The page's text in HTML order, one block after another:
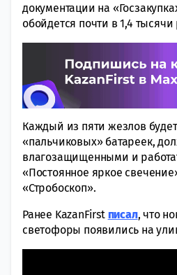
документации на
обойдется почти в 1,4 тысячи
Каждый из пяти жезлов будет
«пальчиковых» батареек,
влагозащищенными и
«Постоянное яркое
«Стробоскоп».
Ранее KazanFirst писал, что
светофоры появились на